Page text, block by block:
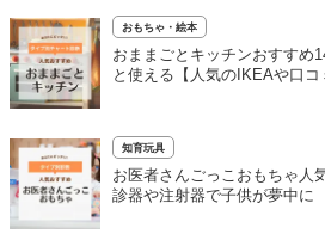
おもちゃ・絵本
おままごとキッチンおすすめ
と使える【人気のIKEAや口コ
知育玩具
お医者さんごっこおもちゃ人
診器や注射器で子供が夢中に